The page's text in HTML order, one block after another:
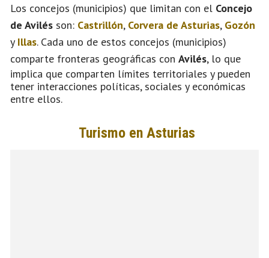
Los concejos (municipios) que limitan con el Concejo
de Avilés son: Castrillón, Corvera de Asturias, Gozón
y Illas. Cada uno de estos concejos (municipios)
comparte fronteras geográficas con Avilés, lo que
implica que comparten límites territoriales y pueden
tener interacciones políticas, sociales y económicas
entre ellos.